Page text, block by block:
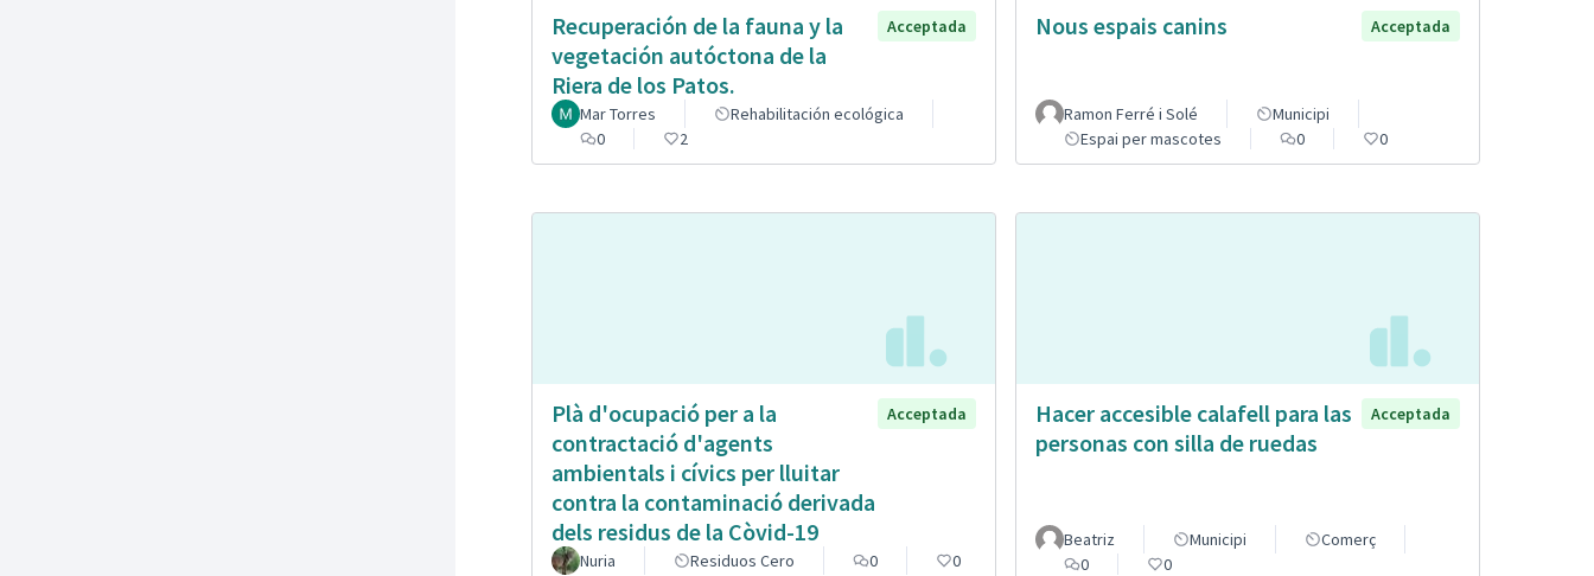
Recuperación de la fauna y la
vegetación autóctona de la
Riera de los Patos.
Acceptada
Mar Torres
Rehabilitación ecológica
0
2
Nous espais canins Acceptada
Ramon Ferré i Solé
Municipi
Espai per mascotes
0 0
Plà d'ocupació per a la
contractació d'agents
ambientals i cívics per lluitar
contra la contaminació derivada
dels residus de la Còvid-19
Acceptada
Nuria Residuos Cero 0 0
Hacer accesible calafell para las
personas con silla de ruedas
Acceptada
Beatriz Municipi
Comerç
0
0